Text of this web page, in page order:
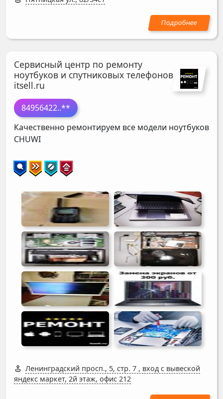
Сервисный центр по ремонту
ноутбуков и спутниковых телефонов
itsell.ru
84956422..**
Качественно ремонтируем все модели ноутбуков
CHUWI
Ленинградский просп., 5, стр. 7 , вход с вывеской
яндекс маркет, 2й этаж, офис 212